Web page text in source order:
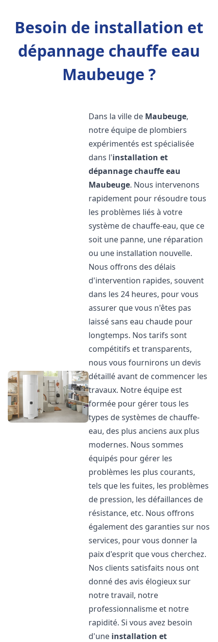
Besoin de installation et
dépannage chauffe eau
Maubeuge ?
Dans la ville de Maubeuge,
notre équipe de plombiers
expérimentés est spécialisée
dans l'installation et
dépannage chauffe eau
Maubeuge. Nous intervenons
rapidement pour résoudre tous
les problèmes liés à votre
système de chauffe-eau, que ce
soit une panne, une réparation
ou une installation nouvelle.
Nous offrons des délais
d'intervention rapides, souvent
dans les 24 heures, pour vous
assurer que vous n'êtes pas
laissé sans eau chaude pour
longtemps. Nos tarifs sont
compétitifs et transparents,
nous vous fournirons un devis
détaillé avant de commencer les
travaux. Notre équipe est
formée pour gérer tous les
types de systèmes de chauffe-
eau, des plus anciens aux plus
modernes. Nous sommes
équipés pour gérer les
problèmes les plus courants,
tels que les fuites, les problèmes
de pression, les défaillances de
résistance, etc. Nous offrons
également des garanties sur nos
services, pour vous donner la
paix d'esprit que vous cherchez.
Nos clients satisfaits nous ont
donné des avis élogieux sur
notre travail, notre
professionnalisme et notre
rapidité. Si vous avez besoin
d'une installation et